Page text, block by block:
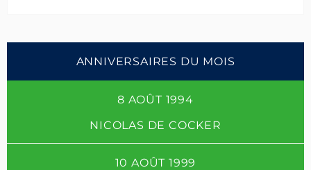
ANNIVERSAIRES DU MOIS
8 AOÛT 1994
NICOLAS DE COCKER
10 AOÛT 1999